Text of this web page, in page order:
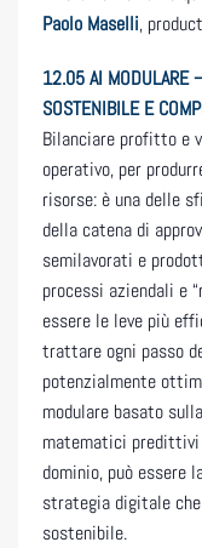
Paolo Maselli,
12.05 AI MODULARE
SOSTENIBILE E
Bilanciare profitto e
operativo, per
risorse: è una delle
della catena di
semilavorati e
processi aziendali e
essere le leve più
trattare ogni passo
potenzialmente
modulare basato
matematici
dominio, può essere
strategia digitale
sostenibile.